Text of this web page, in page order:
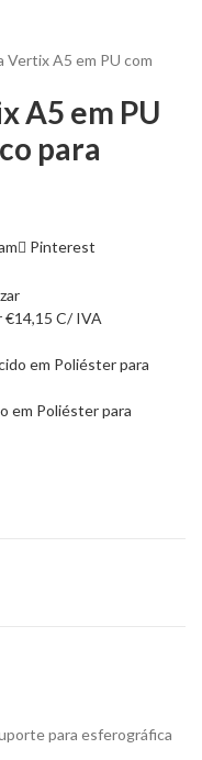
Vertix A5 em PU com
A5 em PU
para
Pinterest
€14,15 C/ IVA
em Poliéster para
para esferográfica